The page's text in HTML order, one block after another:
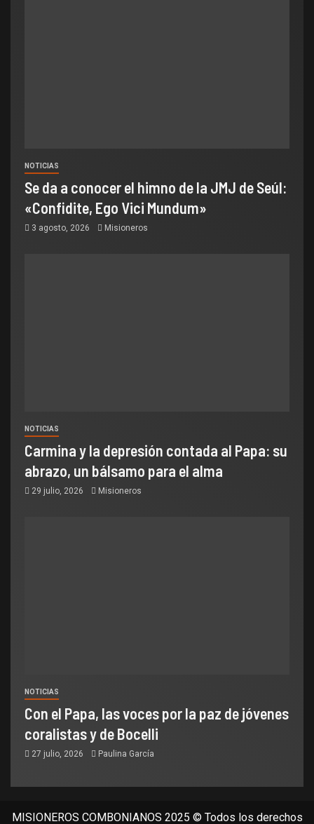
NOTICIAS
Se da a conocer el himno de la JMJ de Seúl:
«Confidite, Ego Vici Mundum»
3 agosto, 2026 Misioneros
NOTICIAS
Carmina y la depresión contada al Papa: su
abrazo, un bálsamo para el alma
29 julio, 2026 Misioneros
NOTICIAS
Con el Papa, las voces por la paz de jóvenes
coralistas y de Bocelli
27 julio, 2026 Paulina García
MISIONEROS COMBONIANOS 2025 © Todos los derechos